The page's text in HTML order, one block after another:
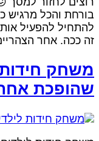
והכל מרגיש
להפעיל
ככה. אחר
חידות